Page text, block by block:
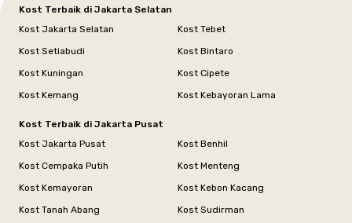
Kost Terbaik di Jakarta Selatan
Kost Jakarta Selatan
Kost Tebet
Kost Setiabudi
Kost Bintaro
Kost Kuningan
Kost Cipete
Kost Kemang
Kost Kebayoran Lama
Kost Terbaik di Jakarta Pusat
Kost Jakarta Pusat
Kost Benhil
Kost Cempaka Putih
Kost Menteng
Kost Kemayoran
Kost Kebon Kacang
Kost Tanah Abang
Kost Sudirman